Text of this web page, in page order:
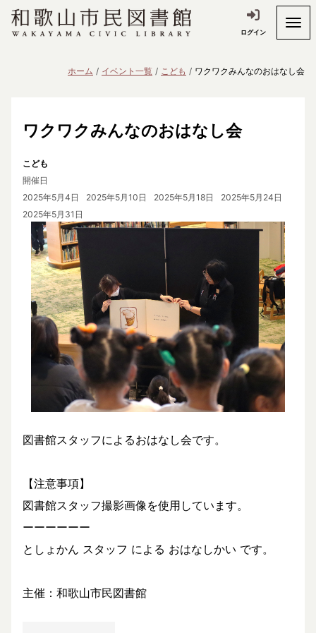
ログイン
ホーム イベント一覧 こども ワクワクみんなのおはなし会
ワクワクみんなのおはなし会
こども
開催日
2025年5月4日
2025年5月10日 2025年5月18日
2025年5月24日
2025年5月31日
図書館スタッフによるおはなし会です。
【注意事項】
図書館スタッフ撮影画像を使用しています。
ーーーーーー
としょかん スタッフ による おはなしかい です。
主催：和歌山市民図書館